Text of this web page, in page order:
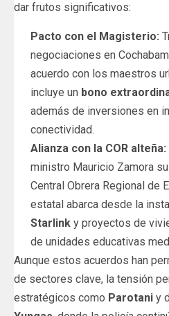
dar frutos significativos:
Pacto con el Magisterio:
negociaciones en
acuerdo con los maestros
incluye un bono
además de inversiones en
conectividad.
Alianza con la COR alteña:
ministro Mauricio Zamora
Central Obrera Regional de
estatal abarca desde la
Starlink y proyectos de
de unidades educativas
Aunque estos acuerdos han
de sectores clave, la tensión
estratégicos como Parotani y